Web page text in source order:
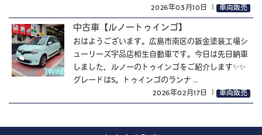
2026年03月10日 車両販売
中古車【ルノートゥインゴ】
おはようございます。広島市南区の鈑金塗装工場シ
ューリーズ宇品店相生自動車です。今日は先日納車
しました、ルノーのトゥインゴをご紹介します✨✨
グレードはS。トゥインゴのランナ ...
2026年02月17日 車両販売